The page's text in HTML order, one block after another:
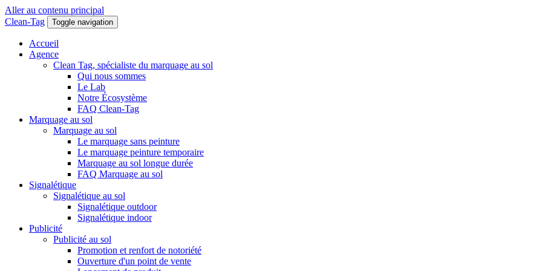
Aller au contenu principal
Clean-Tag
Toggle navigation
Accueil
Agence
Clean Tag, spécialiste du marquage au sol
Qui nous sommes
Le Lab
Notre Écosystème
FAQ Clean-Tag
Marquage au sol
Marquage au sol
Le marquage sans peinture
Le marquage peinture temporaire
Marquage au sol longue durée
FAQ Marquage au sol
Signalétique
Signalétique au sol
Signalétique outdoor
Signalétique indoor
Publicité
Publicité au sol
Promotion et renfort de notoriété
Ouverture d'un point de vente